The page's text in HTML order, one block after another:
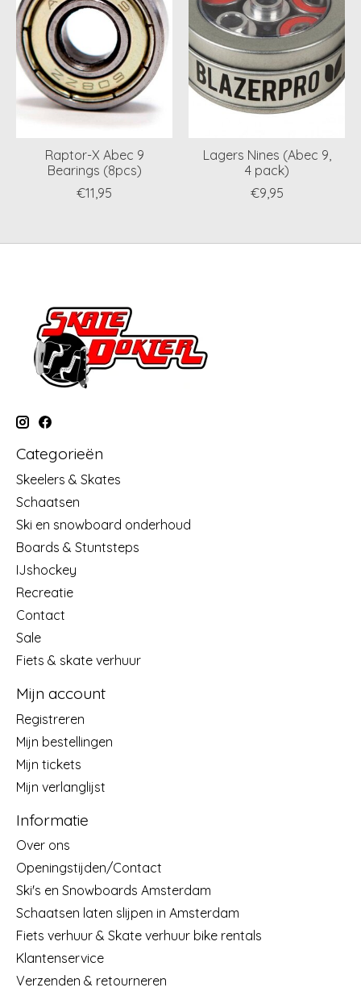
Raptor-X Abec 9
Bearings (8pcs)
€11,95
Lagers Nines (Abec 9,
4 pack)
€9,95
Categorieën
Skeelers & Skates
Schaatsen
Ski en snowboard onderhoud
Boards & Stuntsteps
IJshockey
Recreatie
Contact
Sale
Fiets & skate verhuur
Mijn account
Registreren
Mijn bestellingen
Mijn tickets
Mijn verlanglijst
Informatie
Over ons
Openingstijden/Contact
Ski's en Snowboards Amsterdam
Schaatsen laten slijpen in Amsterdam
Fiets verhuur & Skate verhuur bike rentals
Klantenservice
Verzenden & retourneren